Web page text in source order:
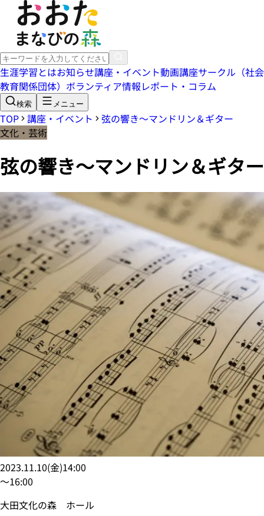
生涯学習とはお知らせ講座・イベント動画講座サークル（社会
教育関係団体） ボランティア情報レポート・コラム
検索 メニュー
TOP 講座・イベント
弦の響き～マンドリン＆ギター
文化・芸術
弦の響き～マンドリン＆ギター
2023.11.10(金)14:00
〜16:00
大田文化の森 ホール